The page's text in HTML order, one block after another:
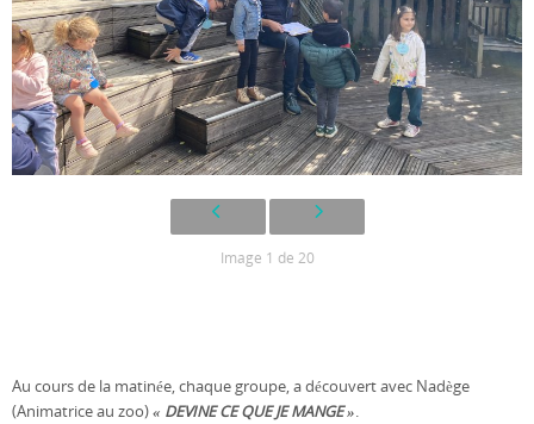
Image 1 de 20
Au cours de la matinée, chaque groupe, a découvert avec Nadège
(Animatrice au zoo)« DEVINE CE QUE JE MANGE ».